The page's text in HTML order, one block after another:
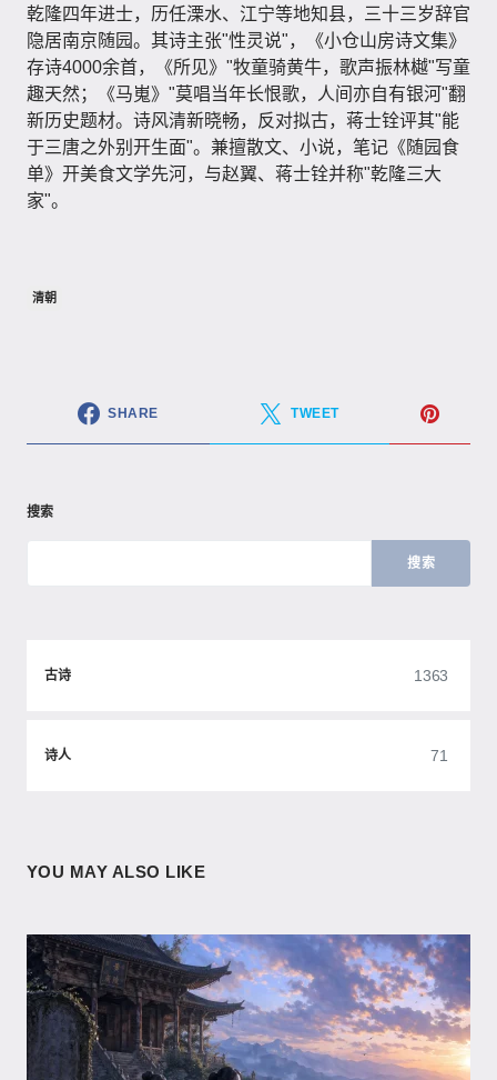
乾隆四年进士，历任溧水、江宁等地知县，三十三岁辞官
隐居南京随园。其诗主张"性灵说"，《小仓山房诗文集》
存诗4000余首，《所见》"牧童骑黄牛，歌声振林樾"写童
趣天然；《马嵬》"莫唱当年长恨歌，人间亦自有银河"翻
新历史题材。诗风清新晓畅，反对拟古，蒋士铨评其"能
于三唐之外别开生面"。兼擅散文、小说，笔记《随园食
单》开美食文学先河，与赵翼、蒋士铨并称"乾隆三大
家"。
清朝
SHARE TWEET
搜索
搜索
古诗 1363
诗人 71
YOU MAY ALSO LIKE